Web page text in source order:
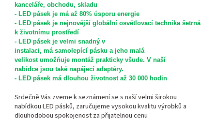
kanceláře, obchodu, skladu
- LED pásek je má až 80% úsporu energie
- LED pásek je nejnovější globální osvětlovací technika šetrná
k životnímu prostředí
- LED pásek je velmi snadný v
instalaci, má samolepící pásku a jeho malá
velikost umožňuje montáž prakticky všude. V naší
nabídce jsou také napájecí adaptéry.
- LED pásek má dlouhou životnost až 30 000 hodin
Srdečně Vás zveme k seznámení se s naší velmi širokou
nabídkou LED pásků, zaručujeme vysokou kvalitu výrobků a
dlouhodobou spokojenost za přijatelnou cenu